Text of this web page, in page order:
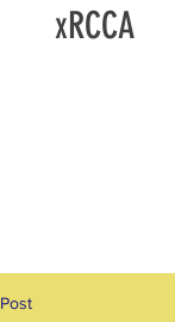
xRCCA
Post